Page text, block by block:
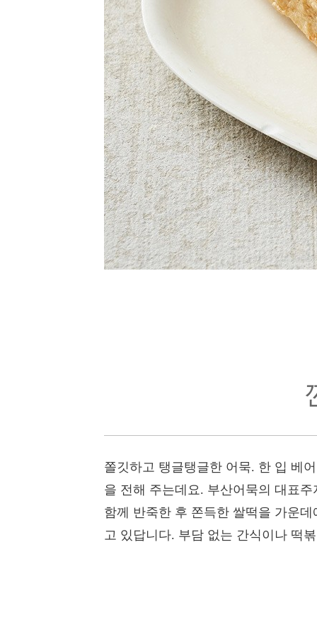
쫄깃하고 탱글탱글한 어묵. 한 입 베
을 전해 주는데요. 부산어묵의 대표
함께 반죽한 후 쫀득한 쌀떡을 가운
고 있답니다. 부담 없는 간식이나 떡